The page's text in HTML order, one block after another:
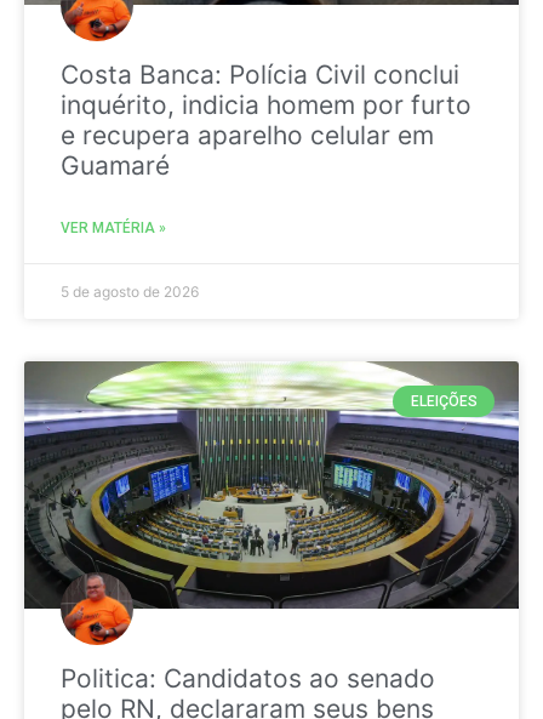
Costa Banca: Polícia Civil conclui
inquérito, indicia homem por furto
e recupera aparelho celular em
Guamaré
VER MATÉRIA »
5 de agosto de 2026
ELEIÇÕES
Politica: Candidatos ao senado
pelo RN, declararam seus bens